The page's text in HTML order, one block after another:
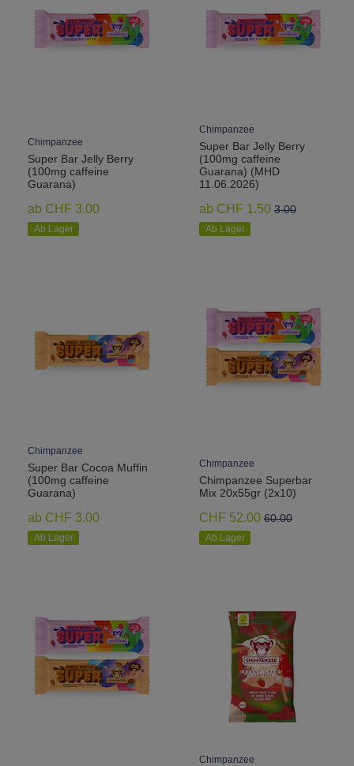
Chimpanzee
Super Bar Jelly Berry
(100mg caffeine
Guarana)
ab CHF 3.00
Ab Lager
Chimpanzee
Super Bar Jelly Berry
(100mg caffeine
Guarana) (MHD
11.06.2026)
ab CHF 1.50 3.00
Ab Lager
Chimpanzee
Super Bar Cocoa Muffin
(100mg caffeine
Guarana)
ab CHF 3.00
Ab Lager
Chimpanzee
Chimpanzee Superbar
Mix 20x55gr (2x10)
CHF 52.00 60.00
Ab Lager
Chimpanzee